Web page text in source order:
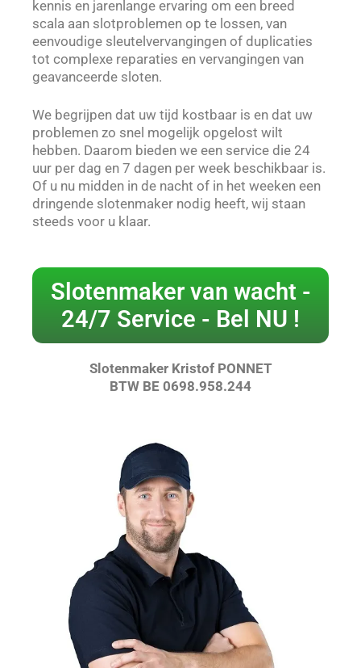
kennis en jarenlange ervaring om een breed
scala aan slotproblemen op te lossen, van
eenvoudige sleutelvervangingen of duplicaties
tot complexe reparaties en vervangingen van
geavanceerde sloten.
We begrijpen dat uw tijd kostbaar is en dat uw
problemen zo snel mogelijk opgelost wilt
hebben. Daarom bieden we een service die 24
uur per dag en 7 dagen per week beschikbaar is.
Of u nu midden in de nacht of in het weeken een
dringende slotenmaker nodig heeft, wij staan
steeds voor u klaar.
Slotenmaker van wacht -
24/7 Service - Bel NU !
Slotenmaker Kristof PONNET
BTW BE 0698.958.244